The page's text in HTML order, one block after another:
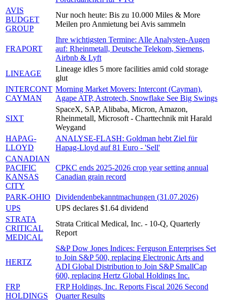
AVIS
BUDGET
GROUP
Nur noch heute: Bis zu 10.000 Miles & More
Meilen pro Anmietung bei Avis sammeln
FRAPORT
Ihre wichtigsten Termine: Alle Analysten-Augen
auf: Rheinmetall, Deutsche Telekom, Siemens,
Airbnb & Lyft
LINEAGE
Lineage idles 5 more facilities amid cold storage
glut
INTERCONT
CAYMAN
Morning Market Movers: Intercont (Cayman),
Agape ATP, Astrotech, Snowflake See Big Swings
SIXT
SpaceX, SAP, Alibaba, Micron, Amazon,
Rheinmetall, Microsoft - Charttechnik mit Harald
Weygand
HAPAG-
LLOYD
ANALYSE-FLASH: Goldman hebt Ziel für
Hapag-Lloyd auf 81 Euro - 'Sell'
CANADIAN
PACIFIC
KANSAS
CITY
CPKC ends 2025-2026 crop year setting annual
Canadian grain record
PARK-OHIO
Dividendenbekanntmachungen (31.07.2026)
UPS
UPS declares $1.64 dividend
STRATA
CRITICAL
MEDICAL
Strata Critical Medical, Inc. - 10-Q, Quarterly
Report
HERTZ
S&P Dow Jones Indices: Ferguson Enterprises Set
to Join S&P 500, replacing Electronic Arts and
ADI Global Distribution to Join S&P SmallCap
600, replacing Hertz Global Holdings Inc.
FRP
HOLDINGS
FRP Holdings, Inc. Reports Fiscal 2026 Second
Quarter Results